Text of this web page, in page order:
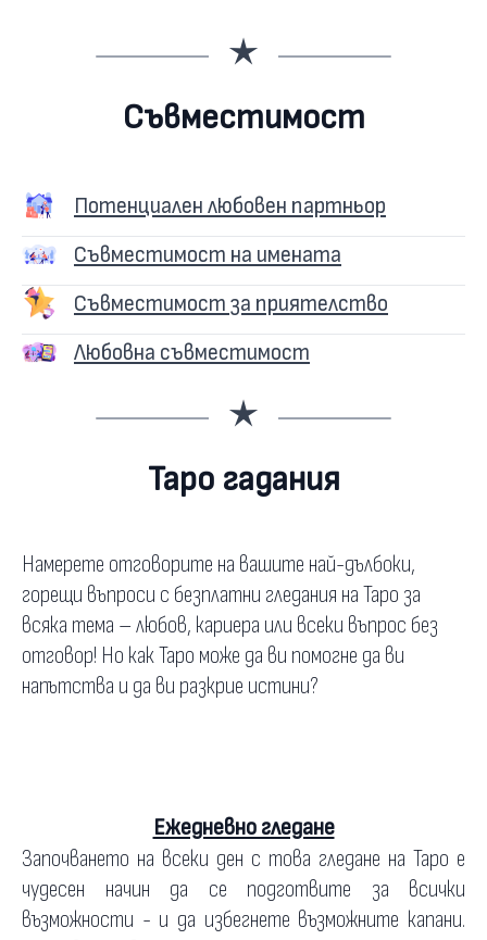
Съвместимост
Потенциален любовен партньор
Съвместимост на имената
Съвместимост за приятелство
Любовна съвместимост
Таро гадания
Намерете отговорите на вашите най-дълбоки,
горещи въпроси с безплатни гледания на Таро за
всяка тема – любов, кариера или всеки въпрос без
отговор! Но как Таро може да ви помогне да ви
напътства и да ви разкрие истини?
Ежедневно гледане
Започването на всеки ден с това гледане на Таро е
чудесен начин да се подготвите за всички
възможности - и да избегнете възможните капани.